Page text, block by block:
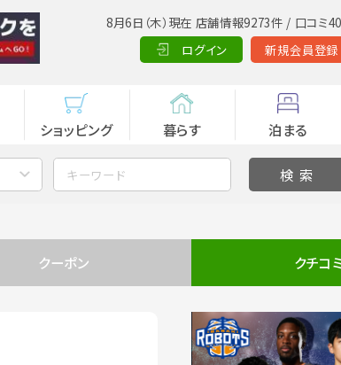
8月6日（木）現在 店舗情報9273件 / 口コミ
ログイン
新規会員登録
ショッピング 暮らす 泊まる
クーポン クチコ